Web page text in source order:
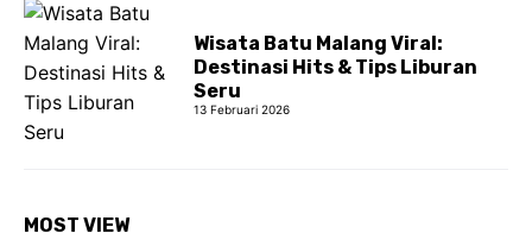
Wisata Batu Malang Viral:
Destinasi Hits & Tips Liburan
Seru
13 Februari 2026
MOST VIEW